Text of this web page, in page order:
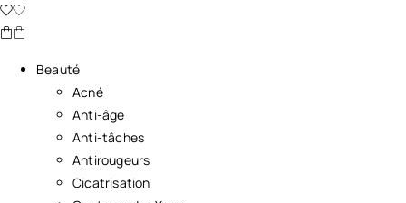
Beauté
Acné
Anti-âge
Anti-tâches
Antirougeurs
Cicatrisation